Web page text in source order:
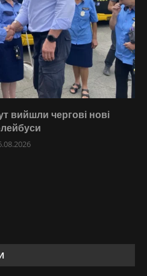
вийшли чергові нові